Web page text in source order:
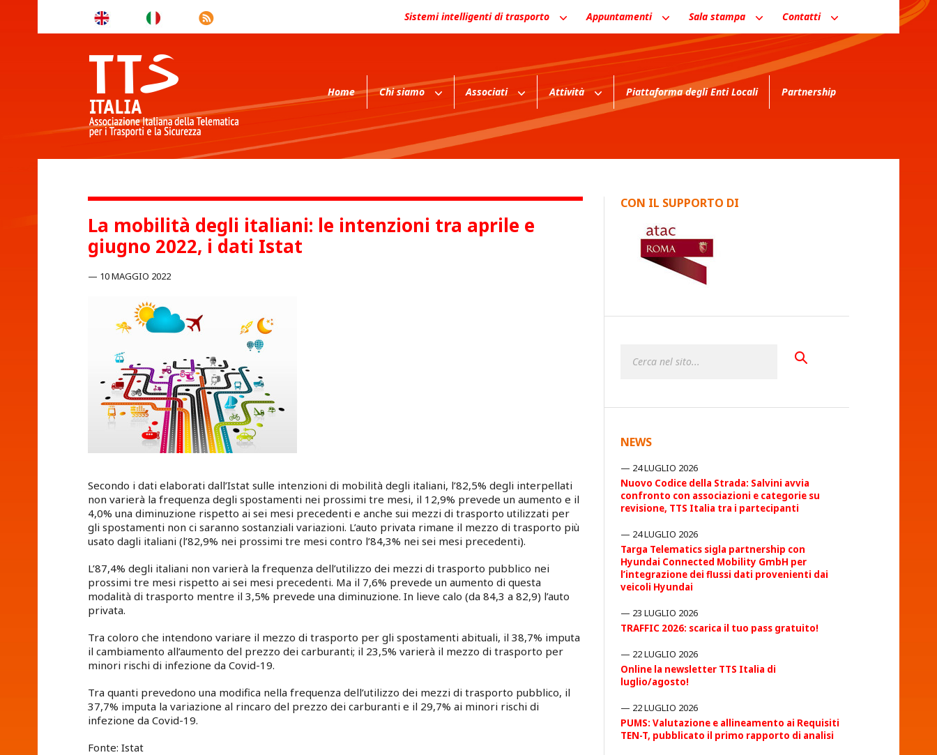
Sistemi intelligenti di trasporto Appuntamenti Sala stampa Contatti
Home Chi siamo Associati Attività Piattaforma degli Enti Locali Partnership
La mobilità degli italiani: le intenzioni tra aprile e
giugno 2022, i dati Istat
10 MAGGIO 2022
Secondo i dati elaborati dall’Istat sulle intenzioni di mobilità degli italiani, l’82,5% degli interpellati
non varierà la frequenza degli spostamenti nei prossimi tre mesi, il 12,9% prevede un aumento e il
4,0% una diminuzione rispetto ai sei mesi precedenti e anche sui mezzi di trasporto utilizzati per
gli spostamenti non ci saranno sostanziali variazioni. L’auto privata rimane il mezzo di trasporto più
usato dagli italiani (l’82,9% nei prossimi tre mesi contro l’84,3% nei sei mesi precedenti).
L’87,4% degli italiani non varierà la frequenza dell’utilizzo dei mezzi di trasporto pubblico nei
prossimi tre mesi rispetto ai sei mesi precedenti. Ma il 7,6% prevede un aumento di questa
modalità di trasporto mentre il 3,5% prevede una diminuzione. In lieve calo (da 84,3 a 82,9) l’auto
privata.
Tra coloro che intendono variare il mezzo di trasporto per gli spostamenti abituali, il 38,7% imputa
il cambiamento all’aumento del prezzo dei carburanti; il 23,5% varierà il mezzo di trasporto per
minori rischi di infezione da Covid-19.
Tra quanti prevedono una modifica nella frequenza dell’utilizzo dei mezzi di trasporto pubblico, il
37,7% imputa la variazione al rincaro del prezzo dei carburanti e il 29,7% ai minori rischi di
infezione da Covid-19.
Fonte: Istat
CON IL SUPPORTO DI
NEWS
24 LUGLIO 2026
Nuovo Codice della Strada: Salvini avvia
confronto con associazioni e categorie su
revisione, TTS Italia tra i partecipanti
24 LUGLIO 2026
Targa Telematics sigla partnership con
Hyundai Connected Mobility GmbH per
l’integrazione dei flussi dati provenienti dai
veicoli Hyundai
23 LUGLIO 2026
TRAFFIC 2026: scarica il tuo pass gratuito!
22 LUGLIO 2026
Online la newsletter TTS Italia di
luglio/agosto!
22 LUGLIO 2026
PUMS: Valutazione e allineamento ai Requisiti
TEN-T, pubblicato il primo rapporto di analisi